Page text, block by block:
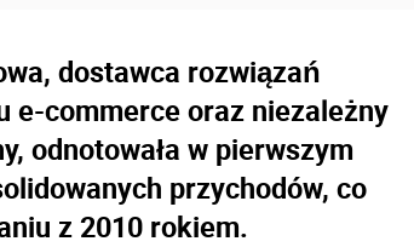
dostawca rozwiązań
e-commerce oraz niezależny
odnotowała w pierwszym
przychodów, co
z 2010 rokiem.